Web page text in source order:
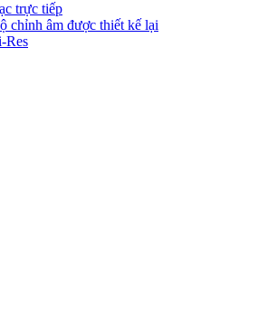
trực tiếp
chỉnh âm được thiết kế lại
Res